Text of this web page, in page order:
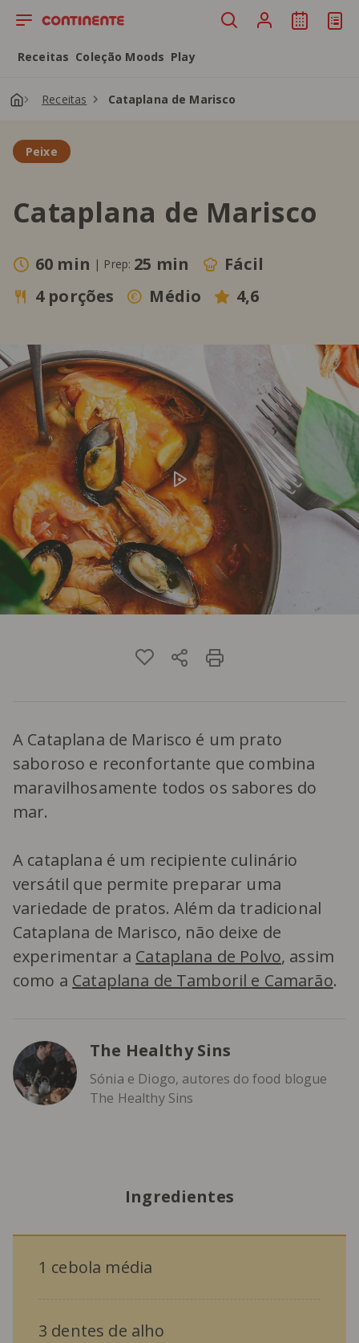
Saltar para o conteúdo principal
Receitas Coleção Moods Play
Receitas Cataplana de Marisco
Peixe
Cataplana de Marisco
60 min | Prep: 25 min
Fácil
4 porções
Médio 4,6
A Cataplana de Marisco é um prato
saboroso e reconfortante que combina
maravilhosamente todos os sabores do
mar.
A cataplana é um recipiente culinário
versátil que permite preparar uma
variedade de pratos. Além da tradicional
Cataplana de Marisco, não deixe de
experimentar a Cataplana de Polvo, assim
como a Cataplana de Tamboril e Camarão.
The Healthy Sins
Sónia e Diogo, autores do food blogue
The Healthy Sins
Ingredientes
1 cebola média
3 dentes de alho